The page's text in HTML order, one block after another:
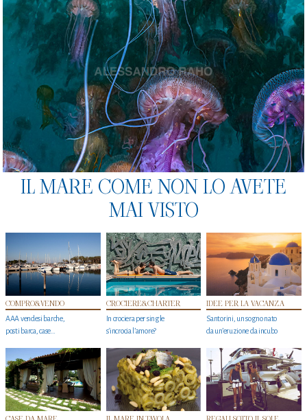
IL MARE COME NON LO AVETE
MAI VISTO
COMPRO&VENDO
AAA vendesi barche,
posti barca, case…
CROCIERE&CHARTER
In crociera per single
s'incrocia l’amore?
IDEE PER LA VACANZA
Santorini, un sogno nato
da un’eruzione da incubo